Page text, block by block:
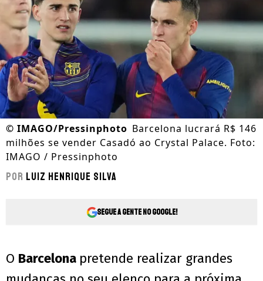
© IMAGO/Pressinphoto Barcelona lucrará R$ 146
milhões se vender Casadó ao Crystal Palace. Foto:
IMAGO / Pressinphoto
Por Luiz Henrique Silva
Segue a gente no Google!
O Barcelona pretende realizar grandes